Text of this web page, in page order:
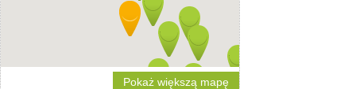
Pokaż większą mapę